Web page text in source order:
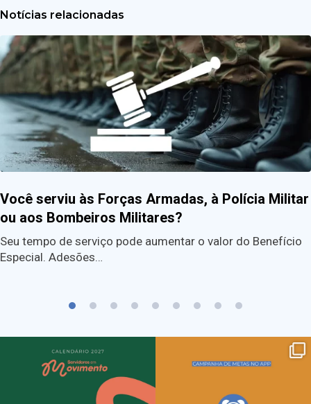
Notícias relacionadas
Você serviu às Forças Armadas, à Polícia Militar
ou aos Bombeiros Militares?
Seu tempo de serviço pode aumentar o valor do Benefício
Especial. Adesões…